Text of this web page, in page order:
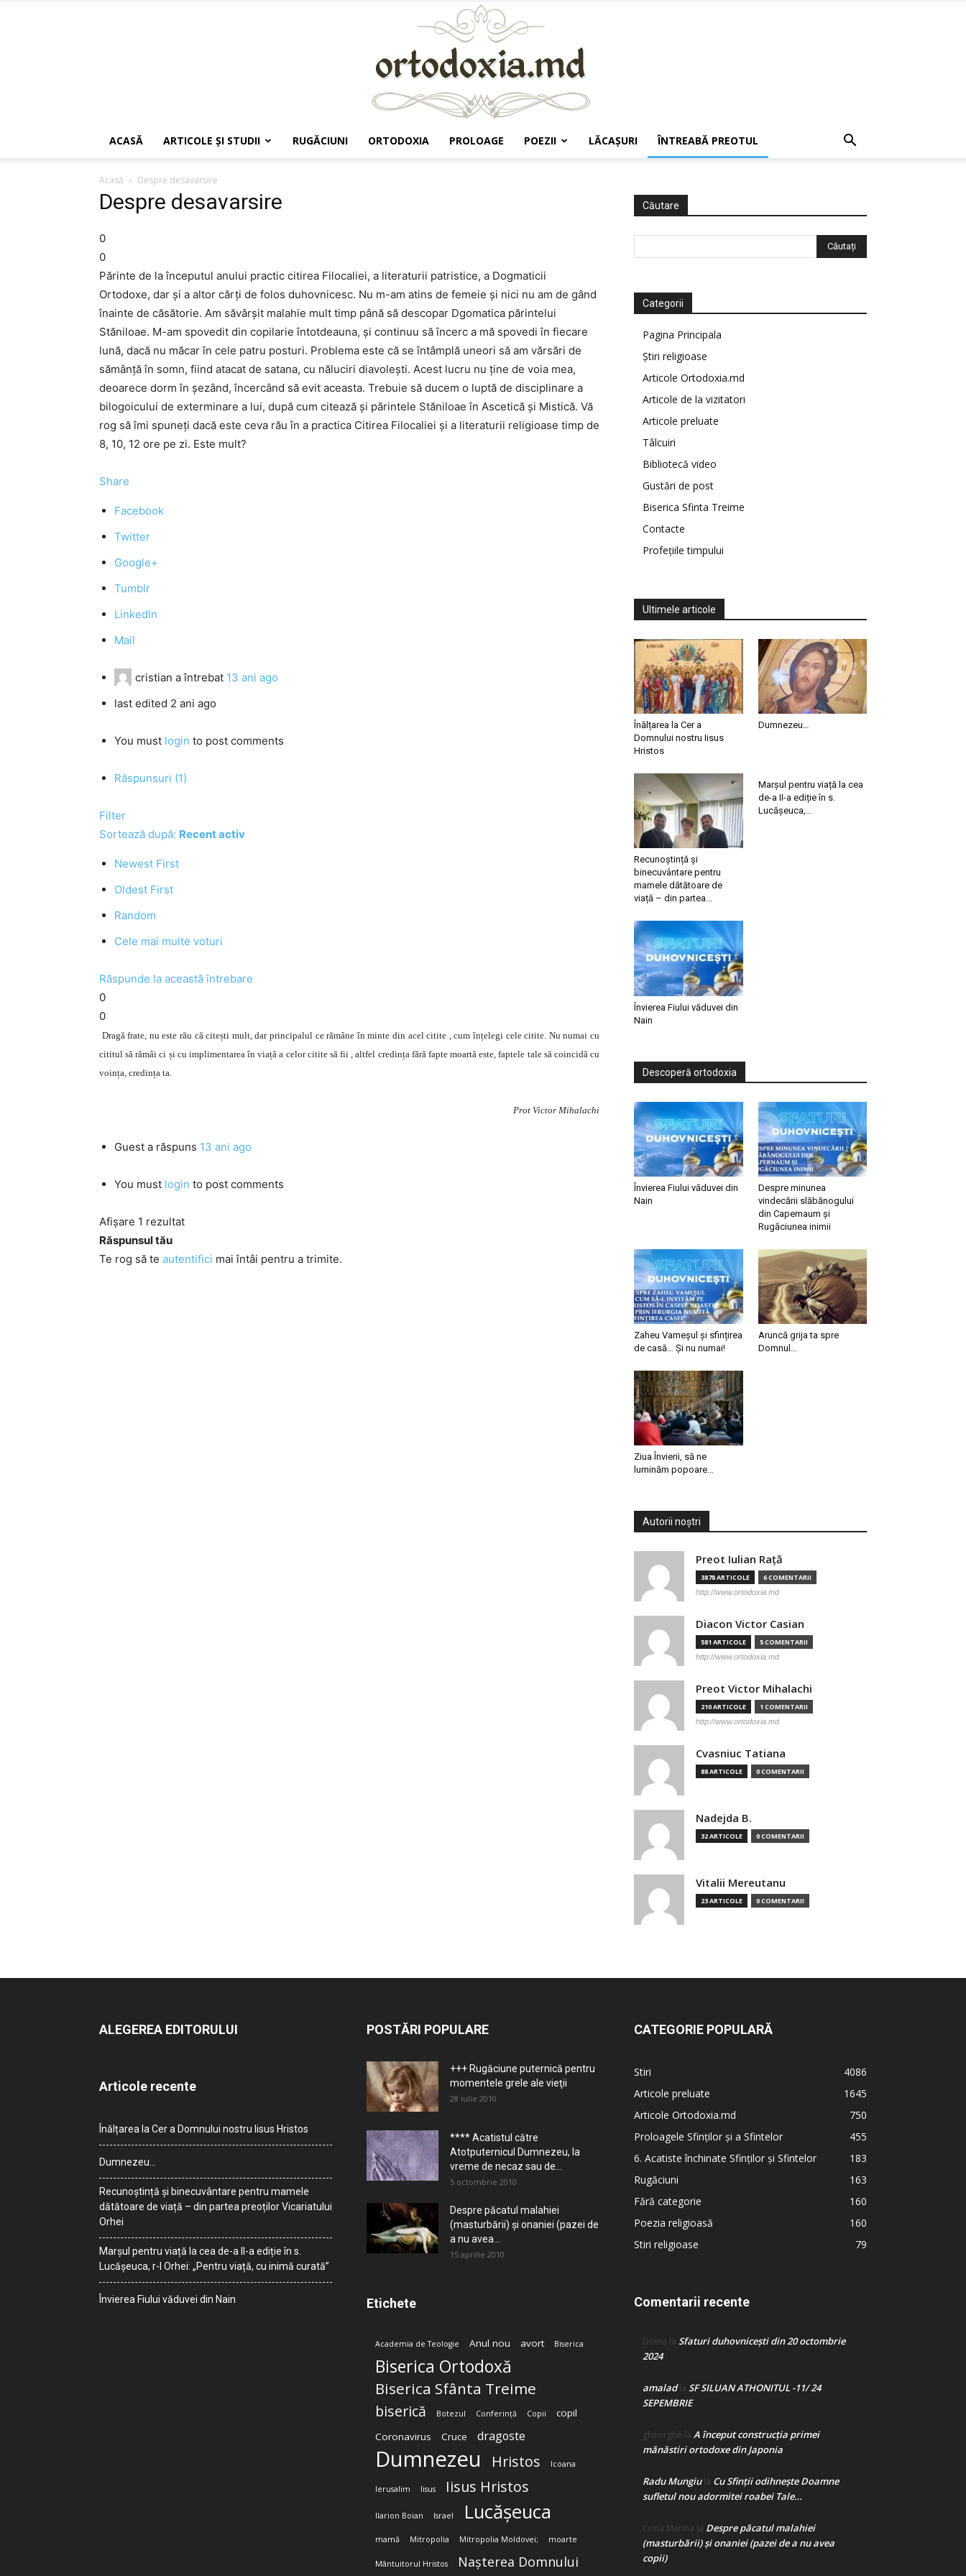
ACASĂ ARTICOLE ŞI STUDII RUGĂCIUNI ORTODOXIA PROLOAGE POEZII LĂCAŞURI ÎNTREABĂ PREOTUL
Acasă Despre desavarsire
Despre desavarsire
0
0
Părinte de la începutul anului practic citirea Filocaliei, a literaturii patristice, a Dogmaticii
Ortodoxe, dar și a altor cărți de folos duhovnicesc. Nu m-am atins de femeie și nici nu am de gând
înainte de căsătorie. Am săvârșit malahie mult timp până să descopar Dgomatica părintelui
Stăniloae. M-am spovedit din copilarie întotdeauna, și continuu să încerc a mă spovedi în fiecare
lună, dacă nu măcar în cele patru posturi. Problema este că se întâmplă uneori să am vărsări de
sămânță în somn, fiind atacat de satana, cu năluciri diavolești. Acest lucru nu ține de voia mea,
deoarece dorm în șezând, încercând să evit aceasta. Trebuie să ducem o luptă de disciplinare a
bilogoicului de exterminare a lui, după cum citează și părintele Stăniloae în Ascetică și Mistică. Vă
rog să îmi spuneți dacă este ceva rău în a practica Citirea Filocaliei și a literaturii religioase timp de
8, 10, 12 ore pe zi. Este mult?
Share
Facebook
Twitter
Google+
Tumblr
LinkedIn
Mail
cristian a întrebat 13 ani ago
last edited 2 ani ago
You must login to post comments
Răspunsuri (1)
Filter
Sortează după: Recent activ
Newest First
Oldest First
Random
Cele mai multe voturi
Răspunde la această întrebare
0
0
Dragă frate, nu este rău că citești mult, dar principalul ce rămâne în minte din acel citite , cum înțelegi cele citite. Nu numai cu
cititul să rămâi ci și cu implimentarea în viață a celor citite să fii , altfel credința fără fapte moartă este, faptele tale să coincidă cu
voința, credința ta.
Prot Victor Mihalachi
Guest a răspuns 13 ani ago
You must login to post comments
Afișare 1 rezultat
Răspunsul tău
Te rog să te autentifici mai întâi pentru a trimite.
Căutare
Categorii
Pagina Principala
Știri religioase
Articole Ortodoxia.md
Articole de la vizitatori
Articole preluate
Tâlcuiri
Bibliotecă video
Gustări de post
Biserica Sfinta Treime
Contacte
Profețiile timpului
Ultimele articole
Înălțarea la Cer a
Domnului nostru Iisus
Hristos
Dumnezeu…
Recunoștință și
binecuvântare pentru
mamele dătătoare de
viață – din partea...
Marșul pentru viață la cea
de-a II-a ediție în s.
Lucășeuca,...
Învierea Fiului văduvei din
Nain
Descoperă ortodoxia
Învierea Fiului văduvei din
Nain
Despre minunea
vindecării slăbănogului
din Capernaum și
Rugăciunea inimii
Zaheu Vameșul și sfințirea
de casă… Și nu numai!
Aruncă grija ta spre
Domnul…
Ziua Învierii, să ne
luminăm popoare…
Autorii noștri
Preot Iulian Raţă
3878 ARTICOLE 6 COMENTARII
http://www.ortodoxia.md
Diacon Victor Casian
581 ARTICOLE 5 COMENTARII
http://www.ortodoxia.md
Preot Victor Mihalachi
210 ARTICOLE 1 COMENTARII
http://www.ortodoxia.md
Cvasniuc Tatiana
88 ARTICOLE 0 COMENTARII
Nadejda B.
32 ARTICOLE 0 COMENTARII
Vitalii Mereutanu
23 ARTICOLE 0 COMENTARII
ALEGEREA EDITORULUI
Articole recente
Înălțarea la Cer a Domnului nostru Iisus Hristos
Dumnezeu…
Recunoștință și binecuvântare pentru mamele
dătătoare de viață – din partea preoților Vicariatului
Orhei
Marșul pentru viață la cea de-a II-a ediție în s.
Lucășeuca, r-l Orhei: „Pentru viață, cu inimă curată”
Învierea Fiului văduvei din Nain
POSTĂRI POPULARE
+++ Rugăciune puternică pentru
momentele grele ale vieţii
28 iulie 2010
**** Acatistul către
Atotputernicul Dumnezeu, la
vreme de necaz sau de...
5 octombrie 2010
Despre păcatul malahiei
(masturbării) şi onaniei (pazei de
a nu avea...
15 aprilie 2010
Etichete
Academia de Teologie Anul nou avort Biserica
Biserica Ortodoxă
Biserica Sfânta Treime
biserică Botezul Conferință Copii
copil
Coronavirus
Cruce dragoste
Dumnezeu Hristos Icoana
Ierusalim Iisus Iisus Hristos
Ilarion Boian Israel Lucășeuca
mamă Mitropolia Mitropolia Moldovei; moarte
Mântuitorul Hristos Nașterea Domnului
CATEGORIE POPULARĂ
Stiri
4086
Articole preluate
1645
Articole Ortodoxia.md
750
Proloagele Sfinților și a Sfintelor
455
6. Acatiste închinate Sfinților și Sfintelor
183
Rugăciuni
163
Fără categorie
160
Poezia religioasă
160
Stiri religioase
79
Comentarii recente
Doina la Sfaturi duhovnicești din 20 octombrie
2024
amaladla SF SILUAN ATHONITUL -11/ 24
SEPEMBRIE
gheorghe la A început construcţia primei
mănăstiri ortodoxe din Japonia
Radu Mungiula Cu Sfinții odihnește Doamne
sufletul nou adormitei roabei Tale…
Crina Marina la Despre păcatul malahiei
(masturbării) şi onaniei (pazei de a nu avea
copii)